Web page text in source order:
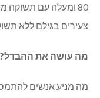
80 ומעלה עם תשוקה
צעירים בגילם ללא
מה עושה את ההבדל?
מה מניע אנשים